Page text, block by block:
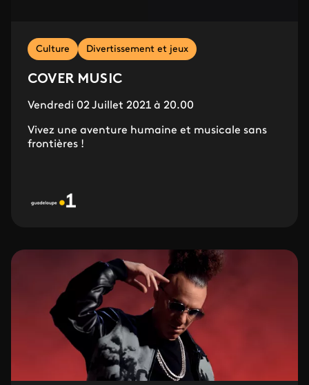
Culture Divertissement et jeux
COVER MUSIC
Vendredi 02 Juillet 2021 à 20.00
Vivez une aventure humaine et musicale sans
frontières !